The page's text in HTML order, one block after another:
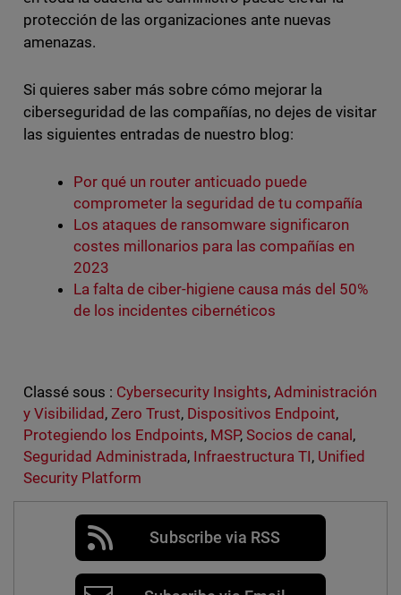
protección de las organizaciones ante nuevas
amenazas.
Si quieres saber más sobre cómo mejorar la
ciberseguridad de las compañías, no dejes de visitar
las siguientes entradas de nuestro blog:
Por qué un router anticuado puede
comprometer la seguridad de tu compañía
Los ataques de ransomware significaron
costes millonarios para las compañías en
2023
La falta de ciber-higiene causa más del 50%
de los incidentes cibernéticos
Classé sous : Cybersecurity Insights,Administración
y Visibilidad , Zero Trust, Dispositivos Endpoint,
Protegiendo los Endpoints, MSP,Socios de canal ,
Seguridad Administrada, Infraestructura TI, Unified
Security Platform
Subscribe via RSS